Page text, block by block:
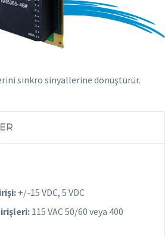
sinkro sinyallerine dönüştürür.
+/-15 VDC, 5 VDC
115 VAC 50/60 veya 400